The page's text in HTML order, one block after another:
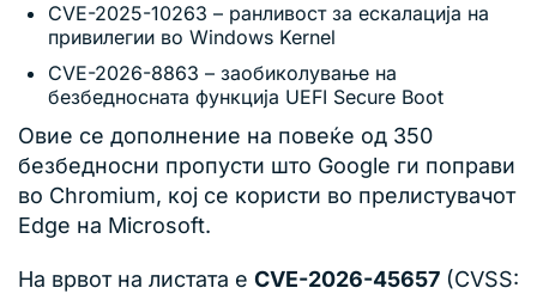
CVE-2025-10263 – ранливост за ескалација на
привилегии во Windows Kernel
CVE-2026-8863 – заобиколување на
безбедносната функција UEFI Secure Boot
Овие се дополнение на повеќе од 350
безбедносни пропусти што Google ги поправи
во Chromium, кој се користи во прелистувачот
Edge на Microsoft.
На врвот на листата е CVE-2026-45657 (CVSS: